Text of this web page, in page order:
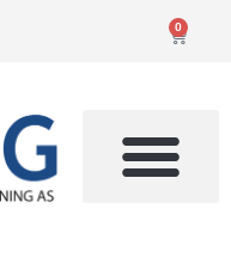
0